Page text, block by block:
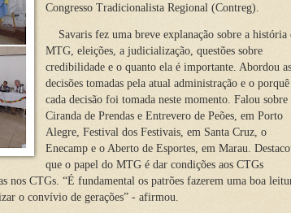
Congresso Tradicionalista Regional (Contreg).
Savaris fez uma breve explanação sobre a história
MTG, eleições, a judicialização, questões sobre
credibilidade e o quanto ela é importante. Abordou as
decisões tomadas pela atual administração e o porquê
cada decisão foi tomada neste momento. Falou sobre
Ciranda de Prendas e Entrevero de Peões, em Porto
Alegre, Festival dos Festivais, em Santa Cruz, o
Enecamp e o Aberto de Esportes, em Marau.
que o papel do MTG é dar condições aos CTGs
nos CTGs. “É fundamental os patrões fazerem uma boa
o convívio de gerações” - afirmou.